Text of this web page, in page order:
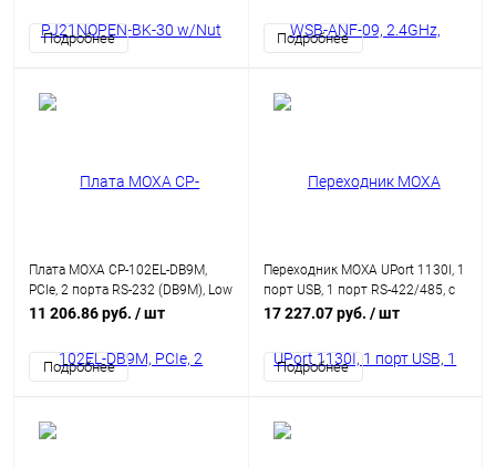
Подробнее Подробнее
Плата MOXA CP-102EL-DB9M,
PCIe, 2 порта RS-232 (DB9M), Low
Profile, кабель в комплекте
11 206.86 руб. / шт
Подробнее
Переходник MOXA UPort 1130I, 1
порт USB, 1 порт RS-422/485, с
изоляцией 2 KV
17 227.07 руб. / шт
Подробнее